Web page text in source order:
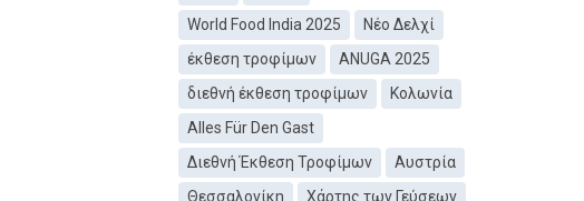
World Food India 2025
Νέο Δελχί
έκθεση τροφίμων
ANUGA 2025
διεθνή έκθεση τροφίμων
Κολωνία
Alles Für Den Gast
Διεθνή Έκθεση Τροφίμων
Αυστρία
Θεσσαλονίκη
Χάρτης των Γεύσεων